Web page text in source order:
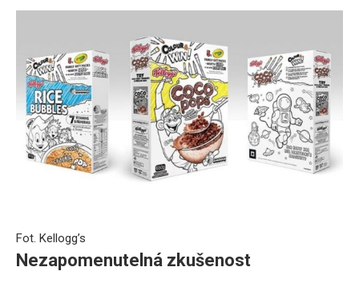
Fot. Kellogg’s
Nezapomenutelná zkušenost